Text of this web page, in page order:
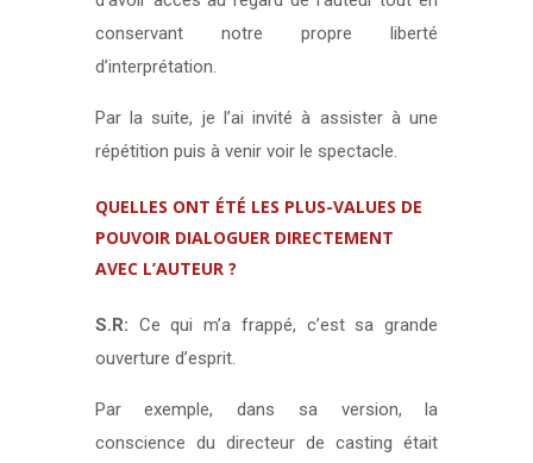
conservant notre propre liberté
d’interprétation.
Par la suite, je l’ai invité à assister à une
répétition puis à venir voir le spectacle.
QUELLES ONT ÉTÉ LES PLUS-VALUES DE
POUVOIR DIALOGUER DIRECTEMENT
AVEC L’AUTEUR ?
S.R: Ce qui m’a frappé, c’est sa grande
ouverture d’esprit.
Par exemple, dans sa version, la
conscience du directeur de casting était